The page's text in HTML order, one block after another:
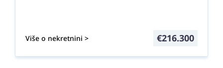
Više o nekretnini > €216.300